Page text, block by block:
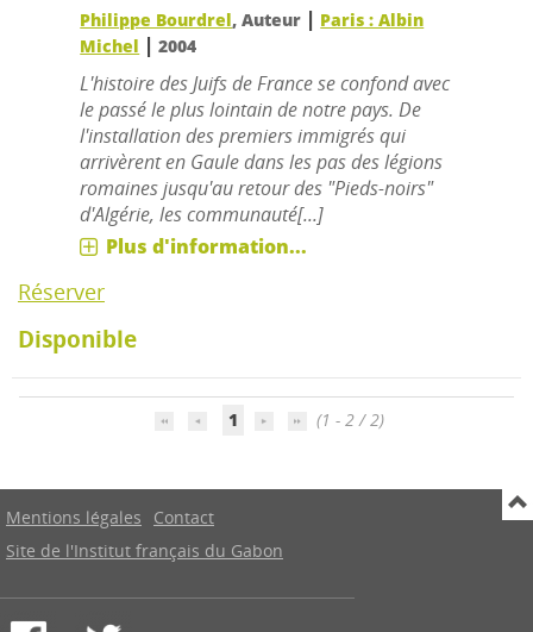
Philippe Bourdrel, Auteur | Paris : Albin
Michel |2004
L'histoire des Juifs de France se confond avec
le passé le plus lointain de notre pays. De
l'installation des premiers immigrés qui
arrivèrent en Gaule dans les pas des légions
romaines jusqu'au retour des "Pieds-noirs"
d'Algérie, les communauté[...]
Plus d'information...
Réserver
Disponible
1 (1 - 2 / 2)
Mentions légales
Contact
Site de l'Institut français du Gabon